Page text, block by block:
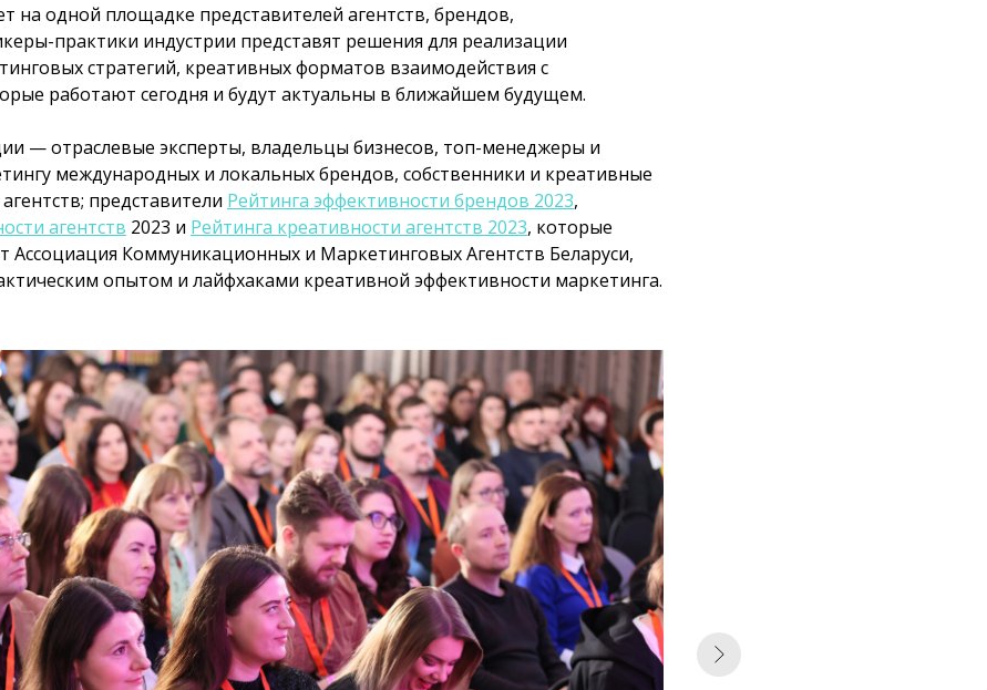
на одной площадке представителей агентств, брендов,
практики индустрии представят решения для реализации
стратегий, креативных форматов взаимодействия с
работают сегодня и будут актуальны в ближайшем будущем.
— отраслевые эксперты, владельцы бизнесов, топ-менеджеры и
международных и локальных брендов, собственники и креативные
представители Рейтинга эффективности брендов 2023,
агентств 2023 и Рейтинга креативности агентств 2023, которые
Ассоциация Коммуникационных и Маркетинговых Агентств Беларуси,
опытом и лайфхаками креативной эффективности маркетинга.